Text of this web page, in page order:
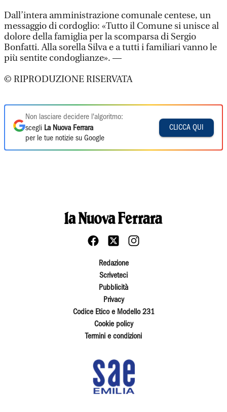
Dall’intera amministrazione comunale centese, un
messaggio di cordoglio: «Tutto il Comune si unisce al
dolore della famiglia per la scomparsa di Sergio
Bonfatti. Alla sorella Silva e a tutti i familiari vanno le
più sentite condoglianze». —
© RIPRODUZIONE RISERVATA
Non lasciare decidere l'algoritmo:
scegli La Nuova Ferrara
per le tue notizie su Google
CLICCA QUI
Redazione
Scriveteci
Pubblicità
Privacy
Codice Etico e Modello 231
Cookie policy
Termini e condizioni